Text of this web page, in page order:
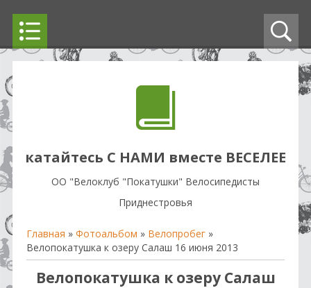
катайтесь С НАМИ вместе ВЕСЕЛЕЕ
OO "Велоклуб "Покатушки" Велосипедисты
Приднестровья
Главная » Фотоальбом » Велопробег »
Велопокатушка к озеру Салаш 16 июня 2013
Велопокатушка к озеру Салаш